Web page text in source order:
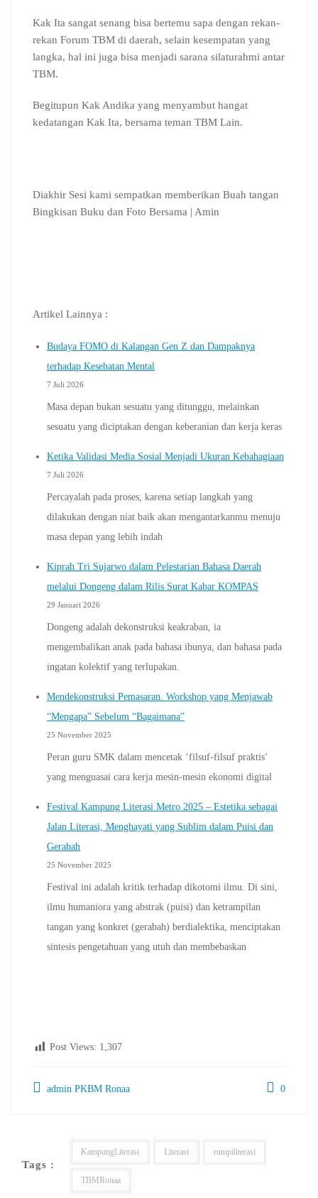
Kak Ita sangat senang bisa bertemu sapa dengan rekan-
rekan Forum TBM di daerah, selain kesempatan yang
langka, hal ini juga bisa menjadi sarana silaturahmi antar
TBM.
Begitupun Kak Andika yang menyambut hangat
kedatangan Kak Ita, bersama teman TBM Lain.
Diakhir Sesi kami sempatkan memberikan Buah tangan
Bingkisan Buku dan Foto Bersama | Amin
Artikel Lainnya :
Budaya FOMO di Kalangan Gen Z dan Dampaknya
terhadap Kesehatan Mental
7 Juli 2026
Masa depan bukan sesuatu yang ditunggu, melainkan
sesuatu yang diciptakan dengan keberanian dan kerja keras
Ketika Validasi Media Sosial Menjadi Ukuran Kebahagiaan
7 Juli 2026
Percayalah pada proses, karena setiap langkah yang
dilakukan dengan niat baik akan mengantarkanmu menuju
masa depan yang lebih indah
Kiprah Tri Sujarwo dalam Pelestarian Bahasa Daerah
melalui Dongeng dalam Rilis Surat Kabar KOMPAS
29 Januari 2026
Dongeng adalah dekonstruksi keakraban, ia
mengembalikan anak pada bahasa ibunya, dan bahasa pada
ingatan kolektif yang terlupakan.
Mendekonstruksi Pemasaran. Workshop yang Menjawab
“Mengapa” Sebelum “Bagaimana”
25 November 2025
Peran guru SMK dalam mencetak ‘filsuf-filsuf praktis’
yang menguasai cara kerja mesin-mesin ekonomi digital
Festival Kampung Literasi Metro 2025 – Estetika sebagai
Jalan Literasi, Menghayati yang Sublim dalam Puisi dan
Gerabah
25 November 2025
Festival ini adalah kritik terhadap dikotomi ilmu. Di sini,
ilmu humaniora yang abstrak (puisi) dan ketrampilan
tangan yang konkret (gerabah) berdialektika, menciptakan
sintesis pengetahuan yang utuh dan membebaskan
Post Views: 1,307
admin PKBM Ronaa 0
Tags :
KampungLiterasi Literasi rumpiliterasi
TBMRonaa